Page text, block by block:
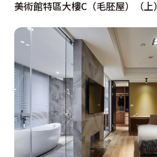
美術館特區大樓C（毛胚屋）（上）